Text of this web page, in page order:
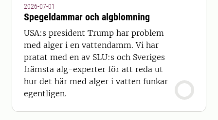
2026-07-01
Spegeldammar och algblomning
USA:s president Trump har problem
med alger i en vattendamm. Vi har
pratat med en av SLU:s och Sveriges
främsta alg-experter för att reda ut
hur det här med alger i vatten funkar
egentligen.